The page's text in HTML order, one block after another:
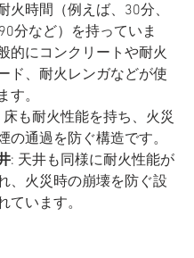
火時間（例えば、30分、
分など）を持っていま
的にコンクリートや耐火
ド、耐火レンガなどが使
す。
床も耐火性能を持ち、火災
の通過を防ぐ構造です。
: 天井も同様に耐火性能が
、火災時の崩壊を防ぐ設
ています。